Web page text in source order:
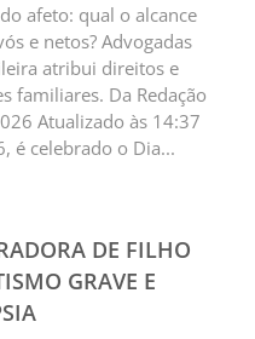
afeto: qual o alcance
e netos? Advogadas
atribui direitos e
familiares. Da Redação
Atualizado às 14:37
é celebrado o Dia...
DE FILHO
GRAVE E